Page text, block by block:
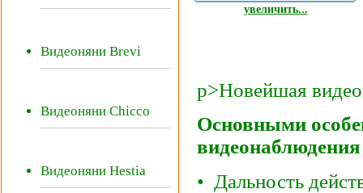
Видеоняни Brevi
Видеоняни Chicco
Видеоняни Hestia
увеличить...
p>Новейшая
Основными
• Дальность